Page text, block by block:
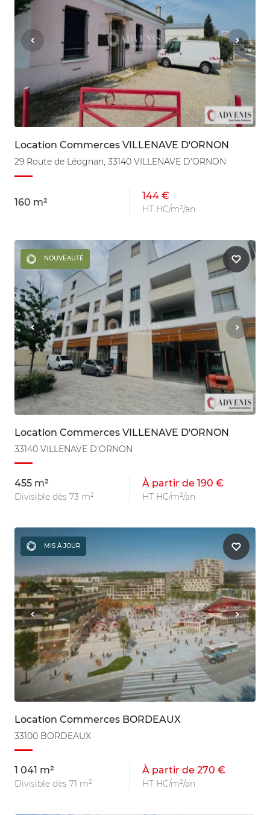
Location Commerces VILLENAVE D'ORNON
29 Route de Léognan, 33140 VILLENAVE D'ORNON
160 m²
144 €
HT HC/m²/an
NOUVEAUTÉ
Location Commerces VILLENAVE D'ORNON
33140 VILLENAVE D'ORNON
455 m²
Divisible dès 73 m²
À partir de 190 €
HT HC/m²/an
MIS À JOUR
Location Commerces BORDEAUX
33100 BORDEAUX
1 041 m²
Divisible dès 71 m²
À partir de 270 €
HT HC/m²/an